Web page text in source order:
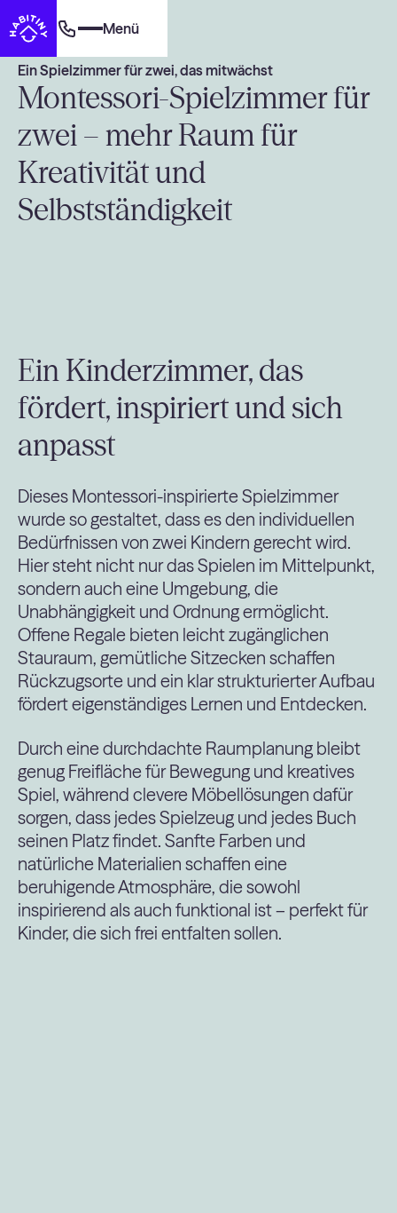
Menü
Ein Spielzimmer für zwei, das mitwächst
Montessori-Spielzimmer für
zwei – mehr Raum für
Kreativität und
Selbstständigkeit
Ein Kinderzimmer, das
fördert, inspiriert und sich
anpasst
Dieses Montessori-inspirierte Spielzimmer
wurde so gestaltet, dass es den individuellen
Bedürfnissen von zwei Kindern gerecht wird.
Hier steht nicht nur das Spielen im Mittelpunkt,
sondern auch eine Umgebung, die
Unabhängigkeit und Ordnung ermöglicht.
Offene Regale bieten leicht zugänglichen
Stauraum, gemütliche Sitzecken schaffen
Rückzugsorte und ein klar strukturierter Aufbau
fördert eigenständiges Lernen und Entdecken.
Durch eine durchdachte Raumplanung bleibt
genug Freifläche für Bewegung und kreatives
Spiel, während clevere Möbellösungen dafür
sorgen, dass jedes Spielzeug und jedes Buch
seinen Platz findet. Sanfte Farben und
natürliche Materialien schaffen eine
beruhigende Atmosphäre, die sowohl
inspirierend als auch funktional ist – perfekt für
Kinder, die sich frei entfalten sollen.